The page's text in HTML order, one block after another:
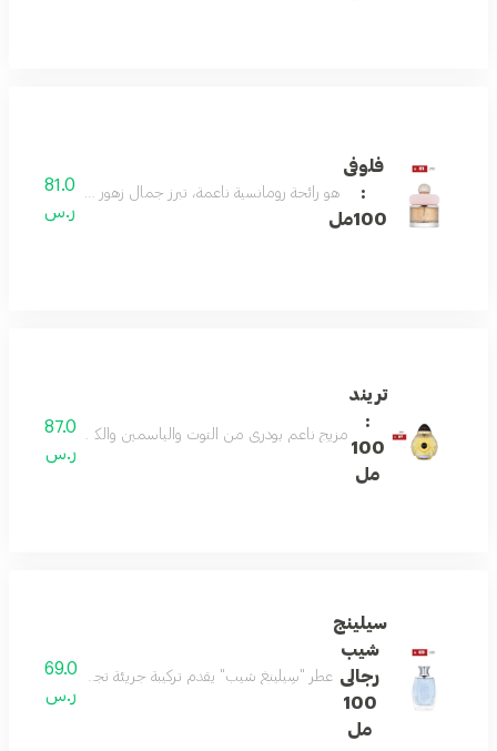
فلوفى
:
100مل
هو رائحة رومانسية ناعمة، تبرز جمال زهور الوادي
81.0
ر.س
تريند
:
100
مل
مزيج ناعم بودري من التوت والياسمين والكراميل. يلتف
87.0
ر.س
سيلينج
شيب
رجالى
100
مل
عطر "سِيلينغ شيب" يقدم تركيبة جريئة تجمع بين انتعاش
69.0
ر.س